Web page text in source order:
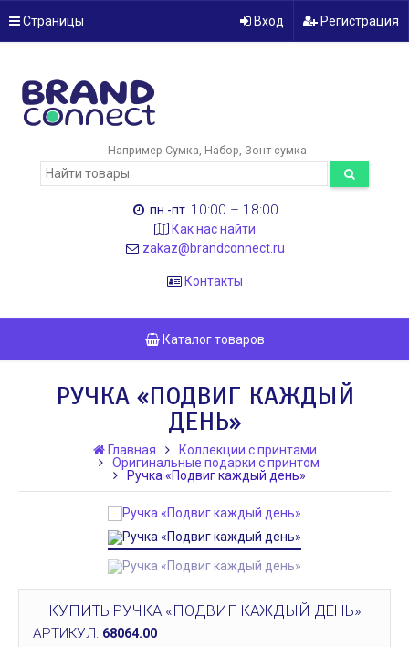
Страницы Вход Регистрация
Например Сумка Набор Зонт-сумка
пн.-пт. 10:00 – 18:00
Как нас найти
zakaz@brandconnect.ru
Контакты
Каталог товаров
РУЧКА «ПОДВИГ КАЖДЫЙ
ДЕНЬ»
Главная
Коллекции с принтами
Оригинальные подарки с принтом
Ручка «Подвиг каждый день»
КУПИТЬ РУЧКА «ПОДВИГ КАЖДЫЙ ДЕНЬ»
АРТИКУЛ: 68064.00